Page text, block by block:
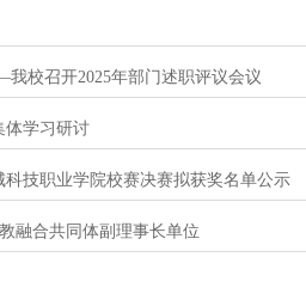
校召开2025年部门述职评议会议
体学习研讨
技职业学院校赛决赛拟获奖名单公示
融合共同体副理事长单位